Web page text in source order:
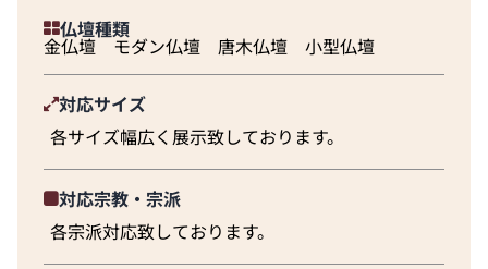
仏壇種類
金仏壇 モダン仏壇 唐木仏壇 小型仏壇
対応サイズ
各サイズ幅広く展示致しております。
対応宗教・宗派
各宗派対応致しております。